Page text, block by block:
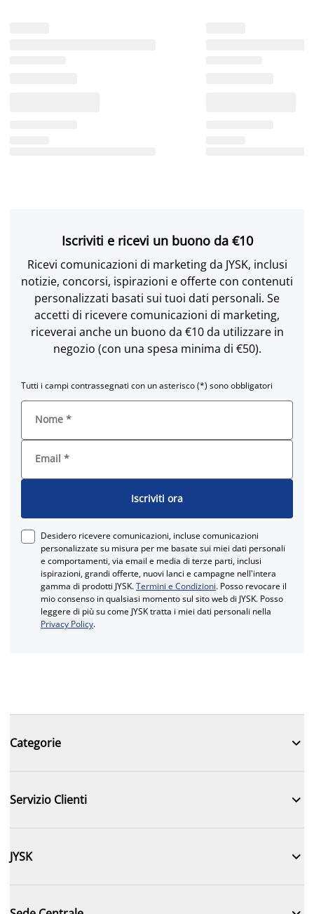
Iscriviti e ricevi un buono da €10
Ricevi comunicazioni di marketing da JYSK, inclusi
notizie, concorsi, ispirazioni e offerte con contenuti
personalizzati basati sui tuoi dati personali. Se
accetti di ricevere comunicazioni di marketing,
riceverai anche un buono da €10 da utilizzare in
negozio (con una spesa minima di €50).
Tutti i campi contrassegnati con un asterisco (*) sono obbligatori
Nome *
Email *
Iscriviti ora
Desidero ricevere comunicazioni, incluse comunicazioni
personalizzate su misura per me basate sui miei dati personali
e comportamenti, via email e media di terze parti, inclusi
ispirazioni, grandi offerte, nuovi lanci e campagne nell'intera
gamma di prodotti JYSK.Termini e Condizioni. Posso revocare il
mio consenso in qualsiasi momento sul sito web di JYSK. Posso
leggere di più su come JYSK tratta i miei dati personali nella
Privacy Policy.
Categorie 
Servizio Clienti 
JYSK 